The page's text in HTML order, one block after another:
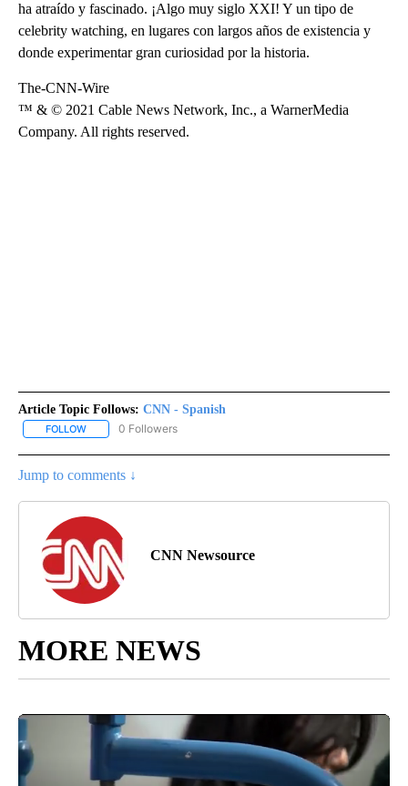
ha atraído y fascinado. ¡Algo muy siglo XXI! Y un tipo de
celebrity watching, en lugares con largos años de existencia y
donde experimentar gran curiosidad por la historia.
The-CNN-Wire
™ & © 2021 Cable News Network, Inc., a WarnerMedia
Company. All rights reserved.
Article Topic Follows: CNN - Spanish
FOLLOW FOLLOW "CNN - SPANISH" TO RECEIVE NOTIFICATIONS ABOUT
0 Followers
Jump to comments ↓
CNN Newsource
MORE NEWS